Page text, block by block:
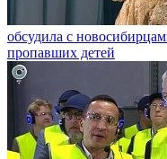
обсудила с
пропавших детей